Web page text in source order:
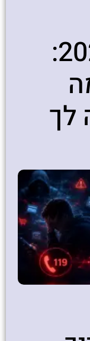
לאינסטגרם 2026:
לך